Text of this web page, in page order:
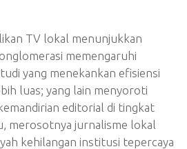
TV lokal menunjukkan
memengaruhi
yang menekankan efisiensi
luas; yang lain menyoroti
editorial di tingkat
merosotnya jurnalisme lokal
kehilangan institusi tepercaya